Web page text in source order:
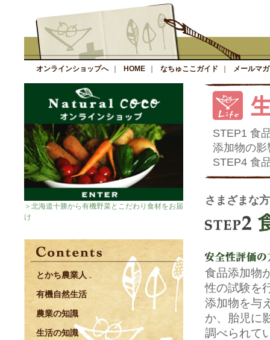
オンラインショップへ HOME なちゅここガイド メールマ
＞北海道十勝から有機野菜とこだわり食材をお届
け
とかち農業人
有機自然生活
農業の知識
生活の知識
STEP1 食
添加物の
STEP4 食
さまざまな
食品添加物
性の試験を
添加物を与
か、胎児に
調べられて